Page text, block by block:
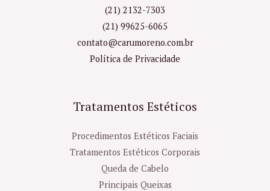
(21) 2132-7303
(21) 99625-6065
contato@carumoreno.com.br
Política de Privacidade
Tratamentos Estéticos
Procedimentos Estéticos Faciais
Tratamentos Estéticos Corporais
Queda de Cabelo
Principais Queixas